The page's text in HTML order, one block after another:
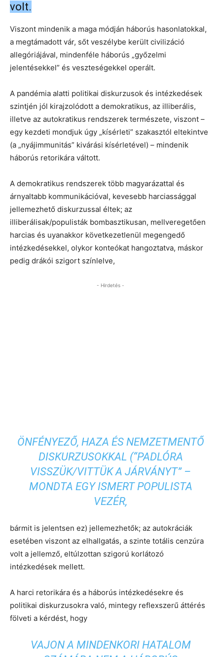
volt.
Viszont mindenik a maga módján háborús hasonlatokkal,
a megtámadott vár, sőt veszélybe került civilizáció
allegóriájával, mindenféle háborús „győzelmi
jelentésekkel” és veszteségekkel operált.
A pandémia alatti politikai diskurzusok és intézkedések
szintjén jól kirajzolódott a demokratikus, az illiberális,
illetve az autokratikus rendszerek természete, viszont –
egy kezdeti mondjuk úgy „kísérleti” szakasztól eltekintve
(a „nyájimmunitás” kivárási kísérletével) – mindenik
háborús retorikára váltott.
A demokratikus rendszerek több magyarázattal és
árnyaltabb kommunikációval, kevesebb harciassággal
jellemezhető diskurzussal éltek; az
illiberálisak/populisták bombasztikusan, mellveregetően
harcias és uyanakkor következetlenül megengedő
intézkedésekkel, olykor konteókat hangoztatva, máskor
pedig drákói szigort színlelve,
- Hirdetés -
ÖNFÉNYEZŐ, HAZA ÉS NEMZETMENTŐ
DISKURZUSOKKAL (“PADLÓRA
VISSZÜK/VITTÜK A JÁRVÁNYT” –
MONDTA EGY ISMERT POPULISTA
VEZÉR,
bármit is jelentsen ez) jellemezhetők; az autokráciák
esetében viszont az elhallgatás, a szinte totális cenzúra
volt a jellemző, eltúlzottan szigorú korlátozó
intézkedések mellett.
A harci retorikára és a háborús intézkedésekre és
politikai diskurzusokra való, mintegy reflexszerű áttérés
fölveti a kérdést, hogy
VAJON A MINDENKORI HATALOM